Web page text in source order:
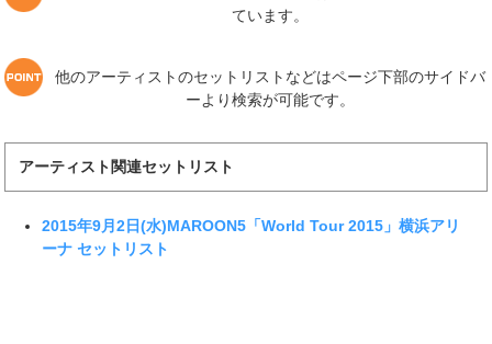
ています。
他のアーティストのセットリストなどはページ下部のサイドバ
ーより検索が可能です。
アーティスト関連セットリスト
2015年9月2日(水)MAROON5「World Tour 2015」横浜アリ
ーナ セットリスト